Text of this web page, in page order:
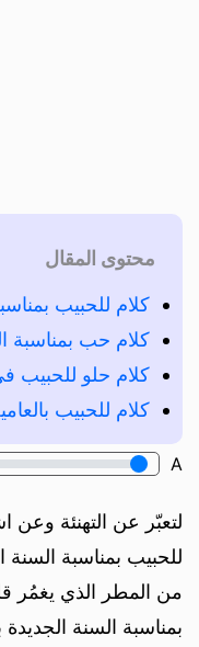
محتوى المقال
كلام للحبيب
كلام حب بمناسبة
كلام حلو للحبيب
كلام للحبيب
A
لتعبّر عن التهنئة وعن
للحبيب بمناسبة
من المطر الذي يغمُر
بمناسبة السنة